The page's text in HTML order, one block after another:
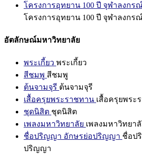
โครงการอุทยาน 100 ปี จุฬาลงกร
โครงการอุทยาน 100 ปี จุฬาลงกร
อัตลักษณ์มหาวิทยาลัย
พระเกี้ยว พระเกี้ยว
สีชมพู สีชมพู
ต้นจามจุรี ต้นจามจุรี
เสื้อครุยพระราชทาน เสื้อครุยพระ
ชุดนิสิต ชุดนิสิต
เพลงมหาวิทยาลัย เพลงมหาวิทยา
ชื่อปริญญา อักษรย่อปริญญา ชื่อป
ปริญญา